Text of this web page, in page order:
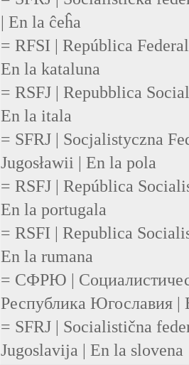
| En la ĉeĥa
= RFSI | República
En la kataluna
= RSFJ | Repubblica
En la itala
= SFRJ | Socjalistyczna
Jugosławii | En la pola
= RSFJ | República
En la portugala
= RSFI | Republica
En la rumana
= СФРЮ |
Республика Югославия |
= SFRJ | Socialistična
Jugoslavija | En la slovena